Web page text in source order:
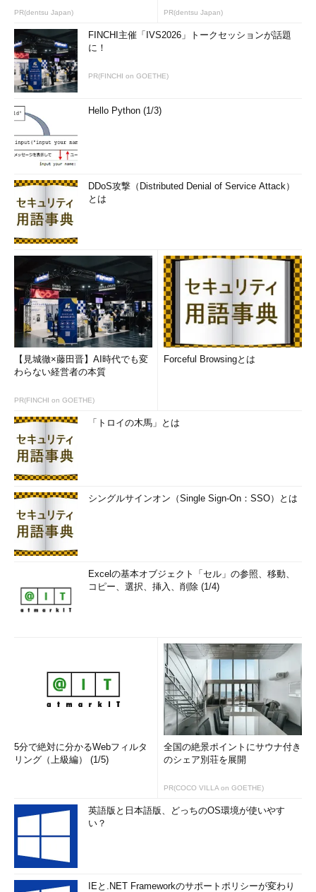
PR(dentsu Japan) PR(dentsu Japan)
FINCHI主催「IVS2026」トークセッションが話題
に！
PR(FINCHI on GOETHE)
Hello Python (1/3)
DDoS攻撃（Distributed Denial of Service Attack）
とは
【見城徹×藤田晋】AI時代でも変
わらない経営者の本質
PR(FINCHI on GOETHE)
Forceful Browsingとは
「トロイの木馬」とは
シングルサインオン（Single Sign-On：SSO）とは
Excelの基本オブジェクト「セル」の参照、移動、
コピー、選択、挿入、削除 (1/4)
5分で絶対に分かるWebフィルタ
リング（上級編） (1/5)
全国の絶景ポイントにサウナ付き
のシェア別荘を展開
PR(COCO VILLA on GOETHE)
英語版と日本語版、どっちのOS環境が使いやす
い？
IEと.NET Frameworkのサポートポリシーが変わり